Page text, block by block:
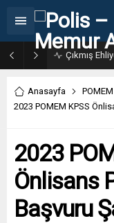
Anasayfa
POMEM
2023 POMEM KPSS
2023
Önlisans
Başvuru